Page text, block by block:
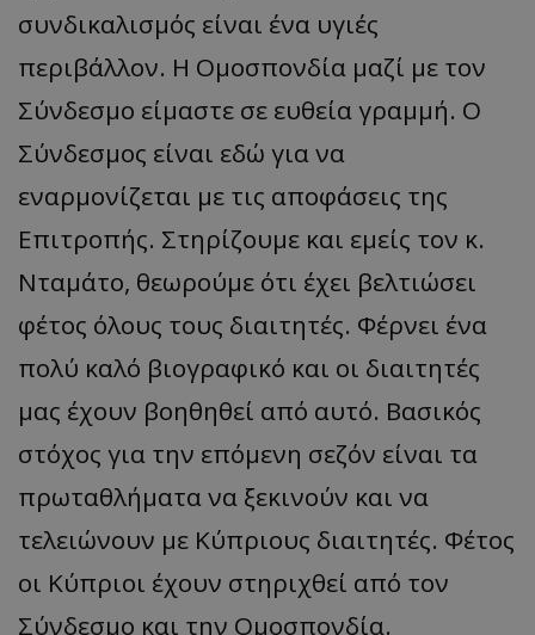
συνδικαλισμός είναι ένα υγιές
περιβάλλον. Η Ομοσπονδία μαζί με τον
Σύνδεσμο είμαστε σε ευθεία γραμμή. Ο
Σύνδεσμος είναι εδώ για να
εναρμονίζεται με τις αποφάσεις της
Επιτροπής. Στηρίζουμε και εμείς τον κ.
Νταμάτο, θεωρούμε ότι έχει βελτιώσει
φέτος όλους τους διαιτητές. Φέρνει ένα
πολύ καλό βιογραφικό και οι διαιτητές
μας έχουν βοηθηθεί από αυτό. Βασικός
στόχος για την επόμενη σεζόν είναι τα
πρωταθλήματα να ξεκινούν και να
τελειώνουν με Κύπριους διαιτητές. Φέτος
οι Κύπριοι έχουν στηριχθεί από τον
Σύνδεσμο και την Ομοσπονδία.